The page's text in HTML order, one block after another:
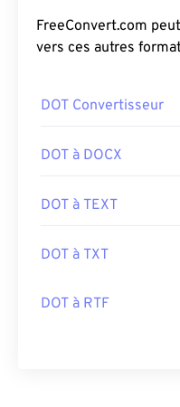
FreeConvert.com peut
vers ces autres
DOT Convertisseur
DOT à DOCX
DOT à TEXT
DOT à TXT
DOT à RTF